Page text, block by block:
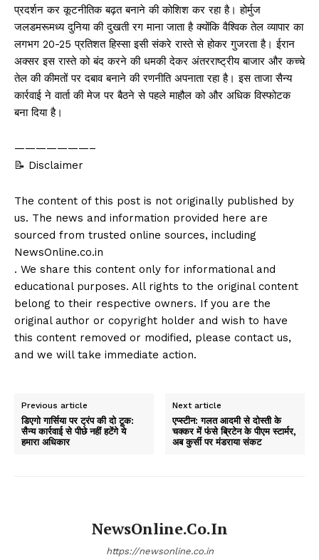
प्रदर्शन कर कूटनीतिक बढ़त बनाने की कोशिश कर रहा है। होर्मुज
जलडमरूमध्य दुनिया की दुखती रग माना जाता है क्योंकि वैश्विक तेल व्यापार का
लगभग 20-25 प्रतिशत हिस्सा इसी संकरे रास्ते से होकर गुजरता है। ईरान
अक्सर इस रास्ते को बंद करने की धमकी देकर अंतरराष्ट्रीय बाजार और कच्चे
तेल की कीमतों पर दबाव बनाने की रणनीति अपनाता रहा है। इस ताजा सैन्य
कार्रवाई ने वार्ता की मेज पर बैठने से पहले माहौल को और अधिक विस्फोटक
बना दिया है।
———————–
📝 Disclaimer
The content of this post is not originally published by
us. The news and information provided here are
sourced from trusted online sources, including
NewsOnline.co.in
. We share this content only for informational and
educational purposes. All rights to the original content
belong to their respective owners. If you are the
original author or copyright holder and wish to have
this content removed or modified, please contact us,
and we will take immediate action.
Previous article
डिएगो गार्सिया पर ट्रंप की दो टूक:
सैन्य कार्रवाई से पीछे नहीं हटेंगे ये
हमारा अधिकार
Next article
एप्स्टीन: गलत आदमी से दोस्ती के
चक्कर में फंसे ब्रिटेन के पीएम स्टार्मर,
अब कुर्सी पर मंडराया संकट
NewsOnline.co.in
https://newsonline.co.in